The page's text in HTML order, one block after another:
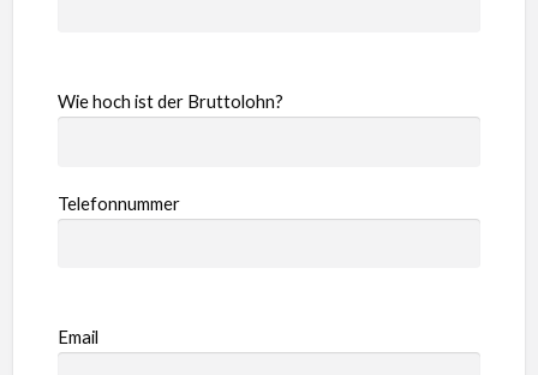
Wie hoch ist der Bruttolohn?
Telefonnummer
Email